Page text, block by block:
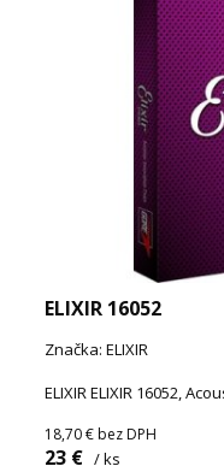
ELIXIR 16052
Značka: ELIXIR
ELIXIR ELIXIR 16052,
18,70 € bez DPH
23 € / ks